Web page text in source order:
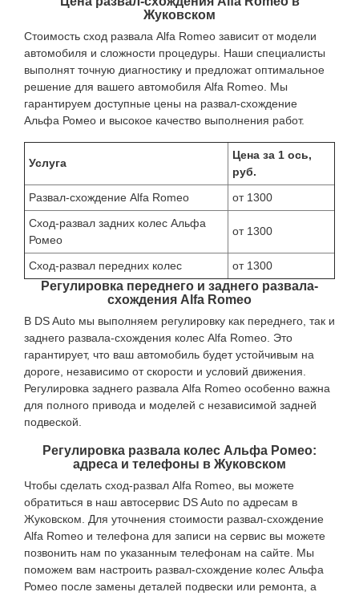
Жуковском
Стоимость сход развала Alfa Romeo зависит от модели
автомобиля и сложности процедуры. Наши специалисты
выполнят точную диагностику и предложат оптимальное
решение для вашего автомобиля Alfa Romeo. Мы
гарантируем доступные цены на развал-схождение
Альфа Ромео и высокое качество выполнения работ.
Услуга
Цена за 1 ось,
руб.
Развал-схождение Alfa Romeo
от 1300
Сход-развал задних колес Альфа
Ромео
от 1300
Сход-развал передних колес от 1300
Регулировка переднего и заднего развала-
схождения Alfa Romeo
В DS Auto мы выполняем регулировку как переднего, так и
заднего развала-схождения колес Alfa Romeo. Это
гарантирует, что ваш автомобиль будет устойчивым на
дороге, независимо от скорости и условий движения.
Регулировка заднего развала Alfa Romeo особенно важна
для полного привода и моделей с независимой задней
подвеской.
Регулировка развала колес Альфа Ромео:
адреса и телефоны в Жуковском
Чтобы сделать сход-развал Alfa Romeo, вы можете
обратиться в наш автосервис DS Auto по адресам в
Жуковском. Для уточнения стоимости развал-схождение
Alfa Romeo и телефона для записи на сервис вы можете
позвонить нам по указанным телефонам на сайте. Мы
поможем вам настроить развал-схождение колес Альфа
Ромео после замены деталей подвески или ремонта, а